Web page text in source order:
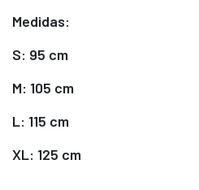
Medidas:
S: 95 cm
M: 105 cm
L: 115 cm
XL: 125 cm